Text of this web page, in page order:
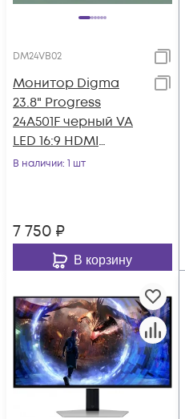
DM24VB02
Монитор Digma
23.8" Progress
24A501F черный VA
LED 16:9 HDMI
матовая 250cd
В наличии: 1 шт
7 750 ₽
В корзину